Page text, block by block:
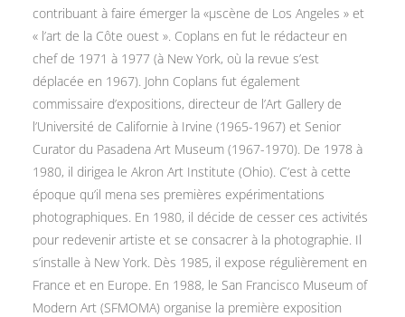
contribuant à faire émerger la «µscène de Los Angeles » et
« l’art de la Côte ouest ». Coplans en fut le rédacteur en
chef de 1971 à 1977 (à New York, où la revue s’est
déplacée en 1967). John Coplans fut également
commissaire d’expositions, directeur de l’Art Gallery de
l’Université de Californie à Irvine (1965-1967) et Senior
Curator du Pasadena Art Museum (1967-1970). De 1978 à
1980, il dirigea le Akron Art Institute (Ohio). C’est à cette
époque qu’il mena ses premières expérimentations
photographiques. En 1980, il décide de cesser ces activités
pour redevenir artiste et se consacrer à la photographie. Il
s’installe à New York. Dès 1985, il expose régulièrement en
France et en Europe. En 1988, le San Francisco Museum of
Modern Art (SFMOMA) organise la première exposition